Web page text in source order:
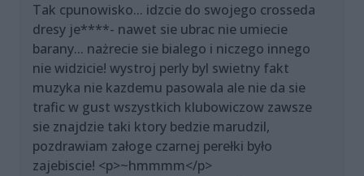
Tak cpunowisko... idzcie do swojego crosseda
dresy je****- nawet sie ubrac nie umiecie
barany... nażrecie sie bialego i niczego innego
nie widzicie! wystroj perly byl swietny fakt
muzyka nie kazdemu pasowala ale nie da sie
trafic w gust wszystkich klubowiczow zawsze
sie znajdzie taki ktory bedzie marudzil,
pozdrawiam załoge czarnej perełki było
zajebiscie! <p>~hmmmm</p>